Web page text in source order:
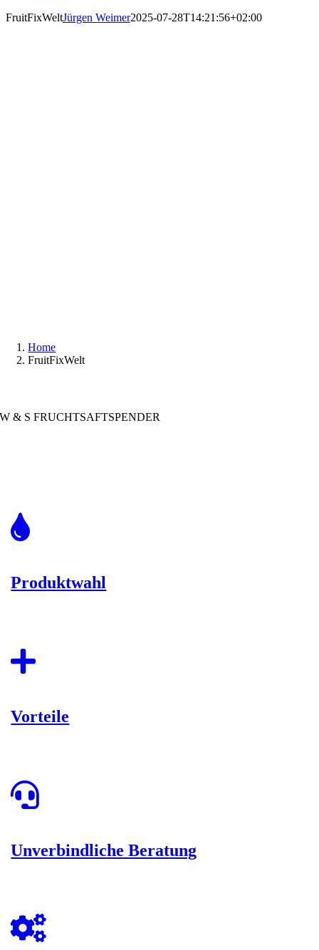
FruitFixWeltJürgen Weimer2025-07-28T14:21:56+02:00
Home
FruitFixWelt
W & S FRUCHTSAFTSPENDER
Produktwahl
Vorteile
Unverbindliche Beratung